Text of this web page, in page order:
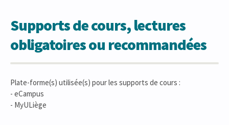
Supports de cours, lectures
obligatoires ou recommandées
Plate-forme(s) utilisée(s) pour les supports de cours :
- eCampus
- MyULiège